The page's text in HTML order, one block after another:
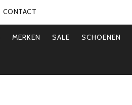
CONTACT
MERKEN SALE SCHOENEN